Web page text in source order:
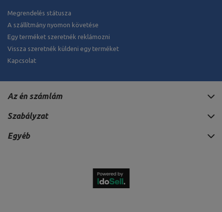
Megrendelés státusza
A szállítmány nyomon követése
Egy terméket szeretnék reklámozni
Vissza szeretnék küldeni egy terméket
Kapcsolat
Az én számlám
Szabályzat
Egyéb